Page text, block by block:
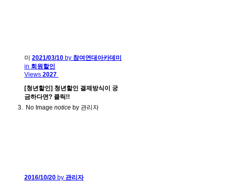
미 2021/03/10 by 참여연대아카데미
in 회원할인
Views 2027
[청년할인] 청년할인 결제방식이 궁
금하다면? 클릭!!
No Image notice by 관리자
2016/10/20 by 관리자